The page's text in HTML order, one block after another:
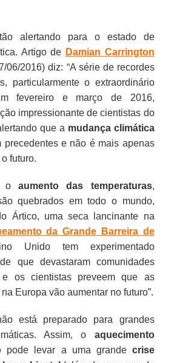
alertando para o estado de
Artigo de Damian Carrington
06/2016) diz: “A série de recordes
particularmente o extraordinário
fevereiro e março de 2016,
impressionante de cientistas do
que a mudança climática
precedentes e não é mais apenas
futuro.
oaumento das temperaturas,
quebrados em todo o mundo,
Ártico, uma seca lancinante na
da Grande Barreira de
Unido tem experimentado
que devastaram comunidades
os cientistas preveem que as
Europa vão aumentar no futuro”.
está preparado para grandes
Assim, o aquecimento
pode levar a uma grande crise